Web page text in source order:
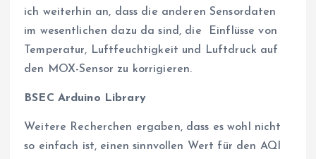
ich weiterhin an, dass die anderen Sensordaten
im wesentlichen dazu da sind, die Einflüsse von
Temperatur, Luftfeuchtigkeit und Luftdruck auf
den MOX-Sensor zu korrigieren.
BSEC Arduino Library
Weitere Recherchen ergaben, dass es wohl nicht
so einfach ist, einen sinnvollen Wert für den AQI